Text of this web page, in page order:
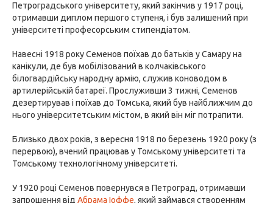
Петроградського університету, який закінчив у 1917 році,
отримавши диплом першого ступеня, і був залишений при
університеті професорським стипендіатом.
Навесні 1918 року Семенов поїхав до батьків у Самару на
канікули, де був мобілізований в колчаківського
білогвардійську народну армію, служив коноводом в
артилерійській батареї. Прослуживши 3 тижні, Семенов
дезертирував і поїхав до Томська, який був найближчим до
нього університетським містом, в який він міг потрапити.
Близько двох років, з вересня 1918 по березень 1920 року (з
перервою), вчений працював у Томському університеті та
Томському технологічному університеті.
У 1920 році Семенов повернувся в Петроград, отримавши
запрошення від Абрама Іоффе, який займався створенням